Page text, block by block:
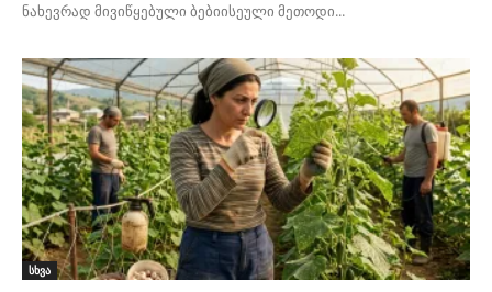
ნახევრად მივიწყებული ბებიისეული მეთოდი...
სხვა